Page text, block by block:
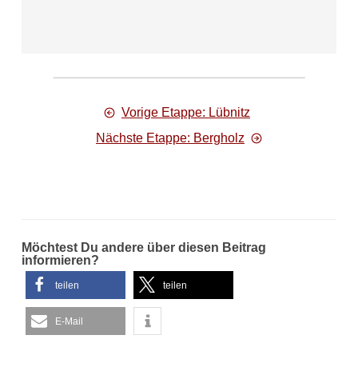
Vorige Etappe: Lübnitz
Nächste Etappe: Bergholz
Möchtest Du andere über diesen Beitrag
informieren?
teilen teilen
E-Mail